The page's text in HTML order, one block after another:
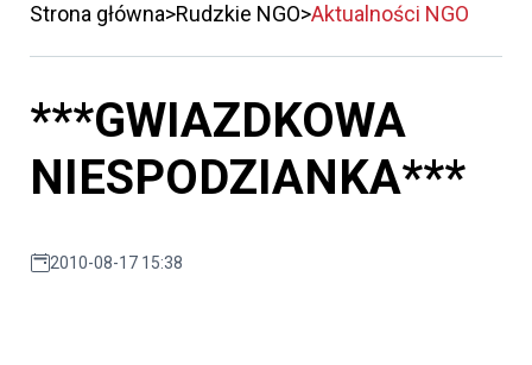
Strona główna Rudzkie NGO Aktualności NGO
***GWIAZDKOWA
NIESPODZIANKA***
2010-08-17 15:38